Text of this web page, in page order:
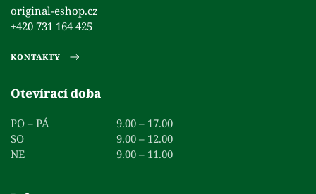
original-eshop.cz
+420 731 164 425
KONTAKTY
Otevírací doba
PO – PÁ
9.00 – 17.00
SO
9.00 – 12.00
NE
9.00 – 11.00